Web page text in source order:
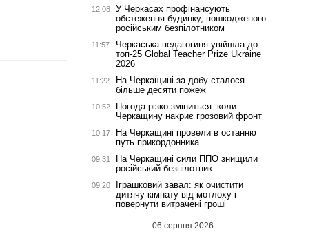
12:08
У Черкасах профінансують
обстеження будинку, пошкодженого
російським безпілотником
11:57
Черкаська педагогиня увійшла до
топ-25 Global Teacher Prize Ukraine
2026
11:22
На Черкащині за добу сталося
більше десяти пожеж
10:52
Погода різко зміниться: коли
Черкащину накриє грозовий фронт
10:17
На Черкащині провели в останню
путь прикордонника
09:31
На Черкащині сили ППО знищили
російський безпілотник
09:20
Іграшковий завал: як очистити
дитячу кімнату від мотлоху і
повернути витрачені гроші
06 серпня 2026